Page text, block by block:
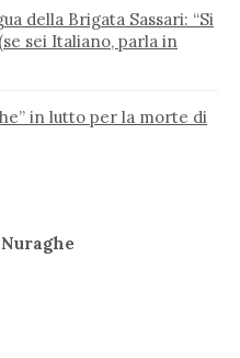
della Brigata Sassari: “Si
sei Italiano, parla in
in lutto per la morte di